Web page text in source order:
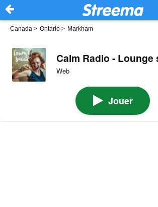
Canada > Ontario > Markham
Calm Radio - Lounge
Web
Jouer